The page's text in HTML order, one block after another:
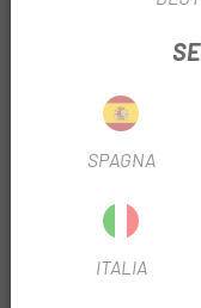
SUPPORTO
SL 1.2 offre
di 5 ore di
SPAGNA
ITALIA